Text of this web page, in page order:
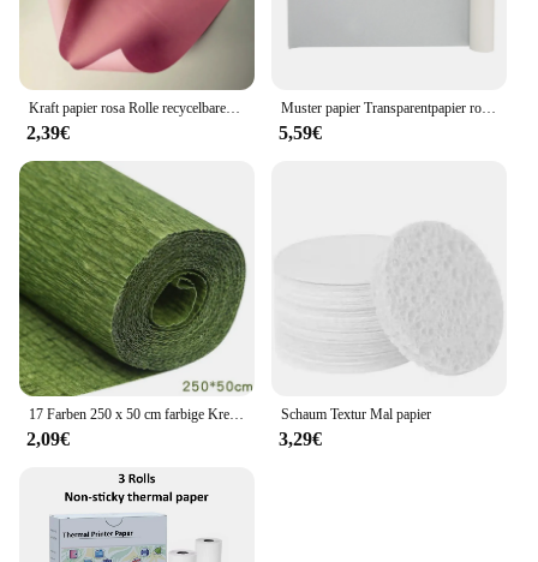
Kraft papier rosa Rolle recycelbares Papier perfekt zum Einwickeln, Basteln, Verpacken, Bodenbelag, Stau, Paket, Tisch läufer,
2,39€
Muster papier Transparentpapier rolle weißes hoch transparentes Muster papier zum Nähen von Schneiderei-Skizzen zeichnung
5,59€
17 Farben 250 x 50 cm farbige Krepppapierrolle Origami geknittertes Krepppapier Basteln DIY Blumen Dekoration Geschenkpapier Basteln
2,09€
Schaum Textur Mal papier
3,29€